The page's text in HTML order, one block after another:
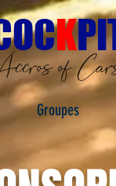
OCK
of
Groupes